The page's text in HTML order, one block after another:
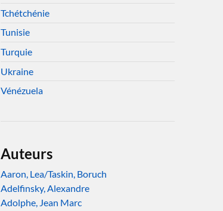
Tchétchénie
Tunisie
Turquie
Ukraine
Vénézuela
Auteurs
Aaron, Lea/Taskin, Boruch
Adelfinsky, Alexandre
Adolphe, Jean Marc